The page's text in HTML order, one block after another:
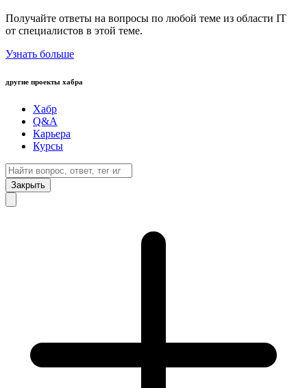
Получайте ответы на вопросы по любой теме из области IT
от специалистов в этой теме.
Узнать больше
другие проекты хабра
Хабр
Q&A
Карьера
Курсы
Закрыть